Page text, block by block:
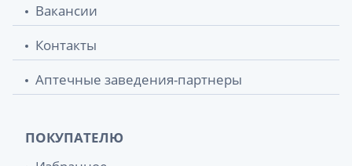
Вакансии
Контакты
Аптечные заведения-партнеры
ПОКУПАТЕЛЮ